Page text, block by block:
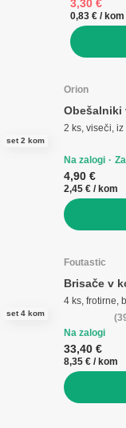
3,30 €
0,83 € / kom
set 2 kom
Orion
Obešalniki
2 ks, viseči,
Na zalogi
4,90 €
2,45 € / kom
set 4 kom
Foutastic
Brisače v
4 ks, frotirne,
(
Na zalogi
33,40 €
8,35 € / kom